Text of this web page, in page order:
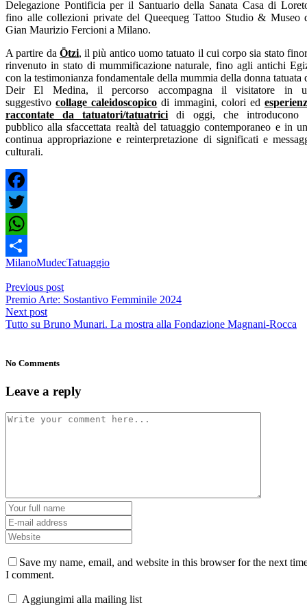
Delegazione Pontificia per il Santuario della Sanata Casa di
fino alle collezioni private del Queequeg Tattoo Studio & Museo
Gian Maurizio Fercioni a Milano.
A partire da Ötzi, il più antico uomo tatuato il cui corpo sia stato
rinvenuto in stato di mummificazione naturale, fino agli antichi
con la testimonianza fondamentale della mummia della donna tatuata
Deir El Medina, il percorso accompagna il visitatore in
suggestivocollage caleidoscopico di immagini, colori ed
raccontate da tatuatori/tatuatrici di oggi, che introducono
pubblico alla sfaccettata realtà del tatuaggio contemporaneo e in
continua appropriazione e reinterpretazione di significati e
culturali.
Facebook
Twitter
WhatsApp
Condividi
MilanoMudecTatuaggio
Previous post
Premio Arte: Sostantivo Femminile 2024
Next post
Tutto su Bruno Munari. La mostra alla Fondazione Magnani-Rocca
No Comments
Leave a reply
Save my name, email, and website in this browser for the next
I comment.
Aggiungimi alla mailing list